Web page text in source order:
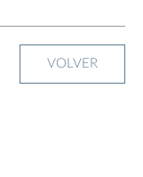
VOLVER